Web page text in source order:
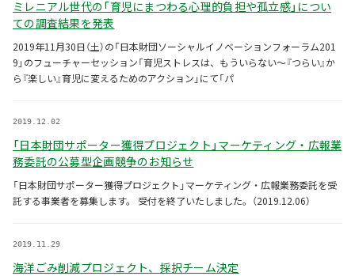
ミレニアル世代の「育児にまつわる心理的負担や孤立感」につい
ての調査結果を発表
2019年11月30日（土）の「日本財団ソーシャルイノベーションフォーラム201
9」のフューチャーセッション「育児ストレスは、もういらない～『つらい』か
ら『楽しい』育児に変えるためのアクション」にて「パ
「日本財団サポーター獲得プロジェクト」マーケティング・広報業
務委託の公募型企画競争のお知らせ
2019.12.02
「日本財団サポーター獲得プロジェクト」マーケティング・広報業務委託を受
託する事業者を募集します。 受付を終了いたしました。（2019.12.06）
海洋ごみ削減プロジェクト、採択チーム決定
2019.11.29